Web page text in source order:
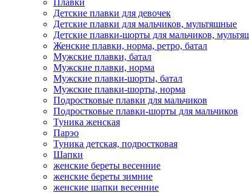
Детские плавки для девочек
Детские плавки для мальчиков, мультяшные
Детские плавки-шорты для мальчиков,
Женские плавки, норма, ретро, батал
Мужские плавки, батал
Мужские плавки, норма
Мужские плавки-шорты, батал
Мужские плавки-шорты, норма
Подростковые плавки для мальчиков
Подростковые плавки-шорты для мальчиков
Туникa женская
Парэо
Туника детская, подростковая
Шапки
женские береты весенние
женские береты зимние
женские шапки весенние